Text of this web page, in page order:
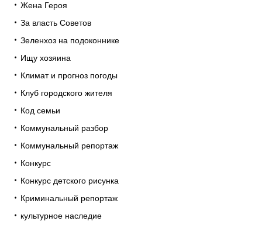
Жена Героя
За власть Советов
Зеленхоз на подоконнике
Ищу хозяина
Климат и прогноз погоды
Клуб городского жителя
Код семьи
Коммунальный разбор
Коммунальный репортаж
Конкурс
Конкурс детского рисунка
Криминальный репортаж
культурное наследие